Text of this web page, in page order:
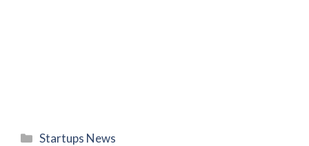
Categories
Startups News